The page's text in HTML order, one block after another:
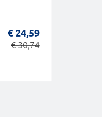
€ 24,59
€ 30,74